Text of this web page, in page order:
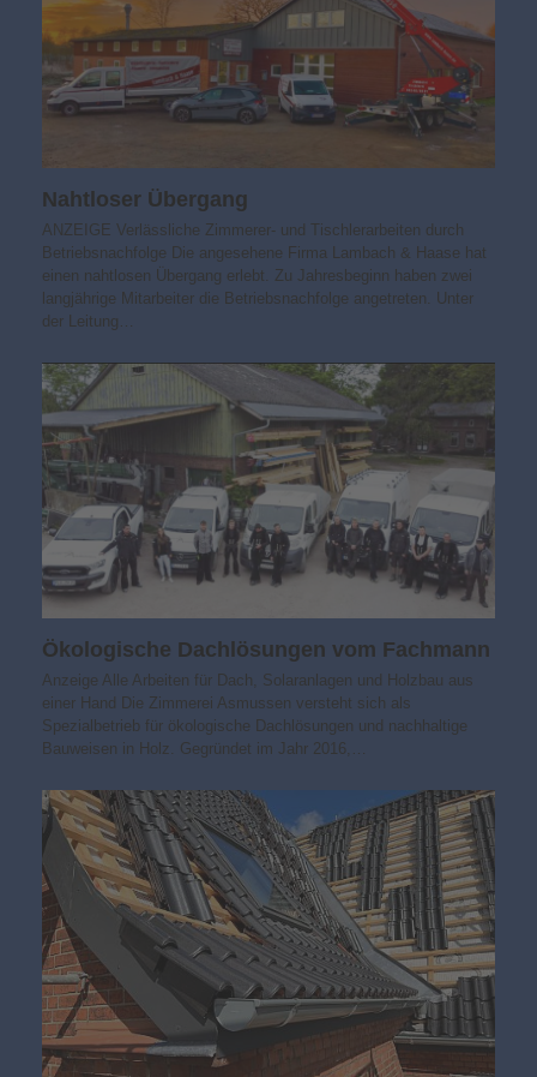
Nahtloser Übergang
ANZEIGE Verlässliche Zimmerer- und Tischlerarbeiten durch
Betriebsnachfolge Die angesehene Firma Lambach & Haase hat
einen nahtlosen Übergang erlebt. Zu Jahresbeginn haben zwei
langjährige Mitarbeiter die Betriebsnachfolge angetreten. Unter
der Leitung…
Ökologische Dachlösungen vom Fachmann
Anzeige Alle Arbeiten für Dach, Solaranlagen und Holzbau aus
einer Hand Die Zimmerei Asmussen versteht sich als
Spezialbetrieb für ökologische Dachlösungen und nachhaltige
Bauweisen in Holz. Gegründet im Jahr 2016,…